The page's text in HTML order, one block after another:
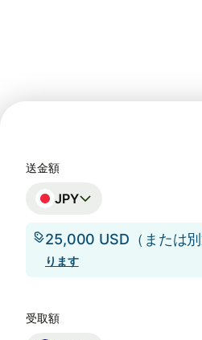
送金額
JPY
25,000 USD（または
ります
受取額